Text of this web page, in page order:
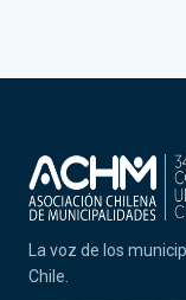
La voz de los
Chile.